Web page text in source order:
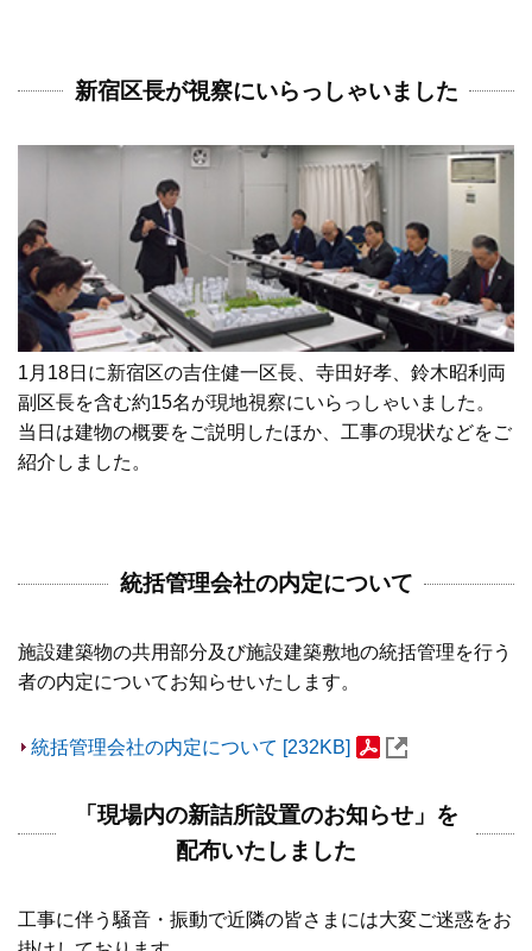
新宿区長が視察にいらっしゃいました
1月18日に新宿区の吉住健一区長、寺田好孝、鈴木昭利両
副区長を含む約15名が現地視察にいらっしゃいました。
当日は建物の概要をご説明したほか、工事の現状などをご
紹介しました。
統括管理会社の内定について
施設建築物の共用部分及び施設建築敷地の統括管理を行う
者の内定についてお知らせいたします。
統括管理会社の内定について [232KB]
「現場内の新詰所設置のお知らせ」を
配布いたしました
工事に伴う騒音・振動で近隣の皆さまには大変ご迷惑をお